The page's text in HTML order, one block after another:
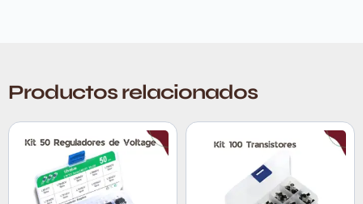
Productos relacionados